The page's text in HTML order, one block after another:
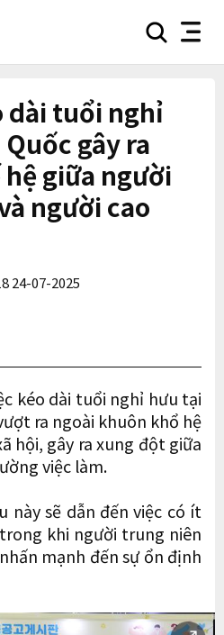
searchnav
tuổi nghỉ
gây ra
giữa người
người cao
24-07-2025
kéo dài tuổi nghỉ hưu tại
ra ngoài khuôn khổ hệ
hội, gây ra xung đột giữa
việc làm.
này sẽ dẫn đến việc có ít
khi người trung niên
mạnh đến sự ổn định